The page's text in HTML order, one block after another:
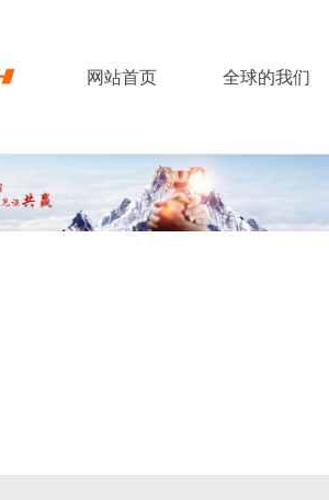
网站首页 全球的我们